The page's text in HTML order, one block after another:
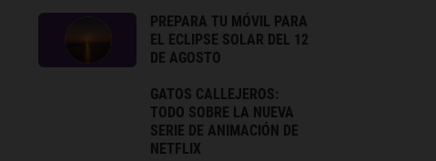
PREPARA TU MÓVIL PARA
EL ECLIPSE SOLAR DEL 12
DE AGOSTO
GATOS CALLEJEROS:
TODO SOBRE LA NUEVA
SERIE DE ANIMACIÓN DE
NETFLIX